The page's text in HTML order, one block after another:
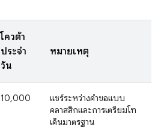
โควต้า
ประจำ
วัน
หมายเหตุ
10,000
แชร์ระหว่างคำขอแบบ
คลาสสิกและการเตรียมโท
เค็นมาตรฐาน